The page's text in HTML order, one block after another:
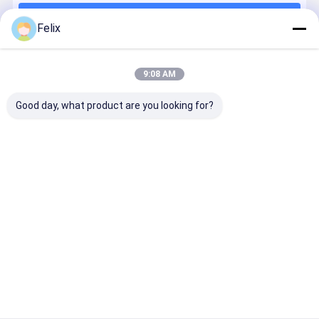
Precision Milling Series
Série d'outils de rainure
Série de pellicules lourdes
outils en carbure solide
Felix
9:08 AM
Good day, what product are you looking for?